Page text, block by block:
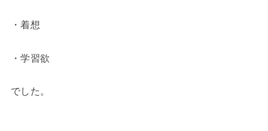
・着想
・学習欲
でした。